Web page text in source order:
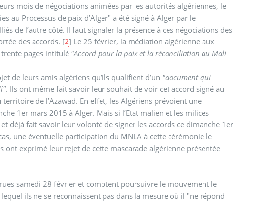
mois de négociations animées par les autorités algériennes, le
Processus de paix d’Alger" a été signé à Alger par le
de l’autre côté. Il faut signaler la présence à ces négociations des
des accords. [2] Le 25 février, la médiation algérienne aux
pages intitulé "Accord pour la paix et la réconciliation au Mali
de leurs amis algériens qu’ils qualifient d’un "document qui
. Ils ont même fait savoir leur souhait de voir cet accord signé au
de l’Azawad. En effet, les Algériens prévoient une
1er mars 2015 à Alger. Mais si l’Etat malien et les milices
déjà fait savoir leur volonté de signer les accords ce dimanche 1er
une éventuelle participation du MNLA à cette cérémonie le
exprimé leur rejet de cette mascarade algérienne présentée
samedi 28 février et comptent poursuivre le mouvement le
ils ne se reconnaissent pas dans la mesure où il "ne répond